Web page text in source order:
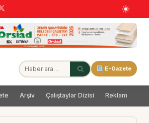
E-Gazete
Arşiv Çalıştaylar Dizisi Reklam